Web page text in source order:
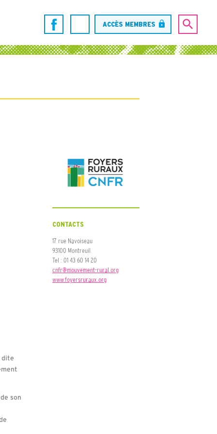
ACCÈS MEMBRES
dite
son
CONTACTS
17 rue Navoiseau
93100 Montreuil
Tel : 01 43 60 14 20
cnfr@mouvement-rural.org
www.foyersruraux.org